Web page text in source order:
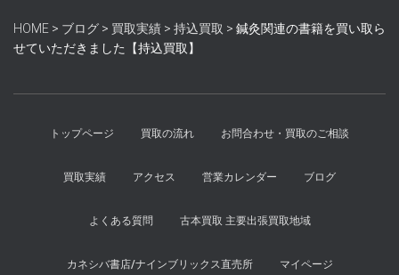
HOME > ブログ > 買取実績 > 持込買取 > 鍼灸関連の書籍を買い取ら
せていただきました【持込買取】
トップページ 買取の流れ お問合わせ・買取のご相談
買取実績 アクセス 営業カレンダー ブログ
よくある質問 古本買取 主要出張買取地域
カネシバ書店/ナインブリックス直売所 マイページ